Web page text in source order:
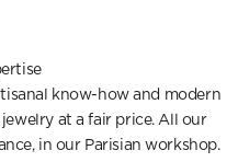
know-how and modern
at a fair price. All our
in our Parisian workshop.